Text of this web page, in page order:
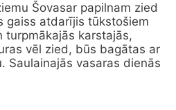
Šovasar papilnam zied
gaiss atdarījis tūkstošiem
turpmākajās karstajās,
vēl zied, būs bagātas ar
Saulainajās vasaras dienās